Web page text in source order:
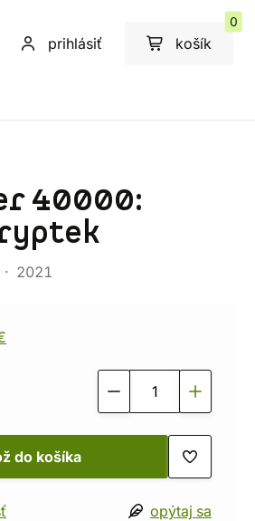
prihlásiť košík
0
40000:
2021
do košíka
opýtaj sa